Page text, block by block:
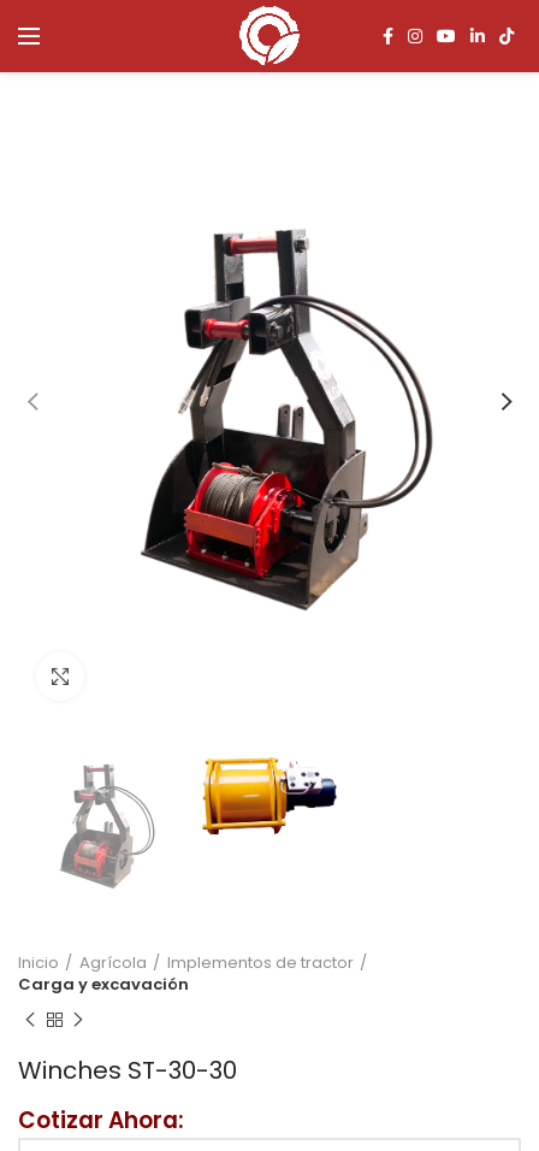
Inicio Agrícola
Implementos de tractor
Carga y excavación
Winches ST-30-30
Cotizar Ahora: